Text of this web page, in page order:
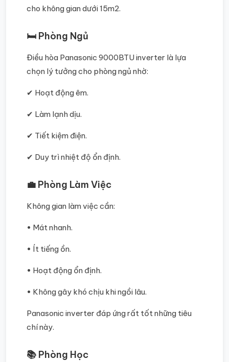
cho không gian dưới 15m2.
🛏️ Phòng Ngủ
Điều hòa Panasonic 9000BTU inverter là lựa
chọn lý tưởng cho phòng ngủ nhờ:
✔ Hoạt động êm.
✔ Làm lạnh dịu.
✔ Tiết kiệm điện.
✔ Duy trì nhiệt độ ổn định.
💼 Phòng Làm Việc
Không gian làm việc cần:
• Mát nhanh.
• Ít tiếng ồn.
• Hoạt động ổn định.
• Không gây khó chịu khi ngồi lâu.
Panasonic inverter đáp ứng rất tốt những tiêu
chí này.
📚 Phòng Học